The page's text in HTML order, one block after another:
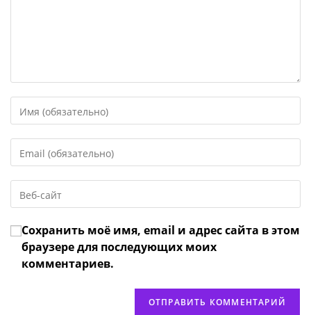
свое
или
имя
чтобы
прокомментировать
свой
адрес,
чтобы
URL
веб-
сайта
(необязательно)
Сохранить моё имя, email и адрес сайта в этом
браузере для последующих моих
комментариев.